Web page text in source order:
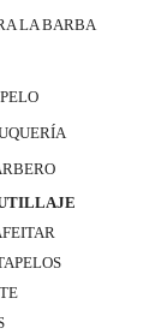
LA BARBA